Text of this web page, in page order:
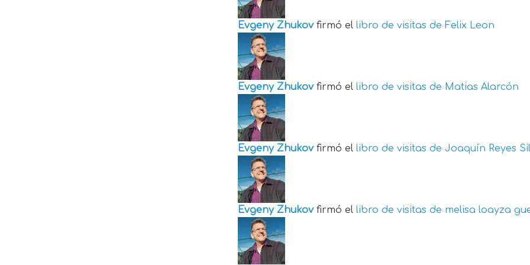
Evgeny Zhukov firmó el libro de visitas de Felix Leon
Evgeny Zhukov firmó el libro de visitas de Matias Alarcón
Evgeny Zhukov firmó el libro de visitas de Joaquín Reyes
Evgeny Zhukov firmó el libro de visitas de melisa loayza